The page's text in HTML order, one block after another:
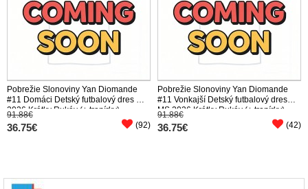
Pobrežie Slonoviny Yan Diomande
#11 Domáci Detský futbalový dres MS
2026 Krátky Rukáv (+ trenírky)
91.88€
36.75€ (92)
Pobrežie Slonoviny Yan Diomande
#11 Vonkajší Detský futbalový dres
MS 2026 Krátky Rukáv (+ trenírky)
91.88€
36.75€ (42)